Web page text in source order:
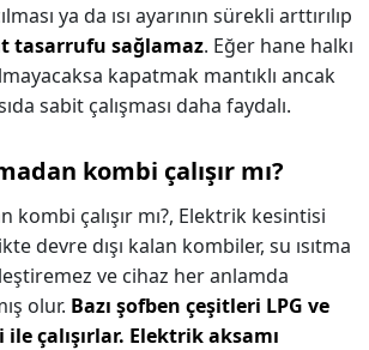
ya da ısı ayarının sürekli arttırılıp
tasarrufu sağlamaz. Eğer hane halkı
kapatmak mantıklı ancak
sabit çalışması daha faydalı.
kombi çalışır mı?
çalışır mı?, Elektrik kesintisi
devre dışı kalan kombiler, su ısıtma
ve cihaz her anlamda
olur. Bazı şofben çeşitleri LPG ve
çalışırlar. Elektrik aksamı